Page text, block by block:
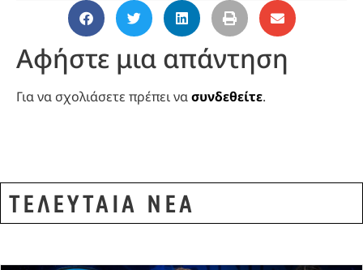
Αφήστε μια απάντηση
Για να σχολιάσετε πρέπει νασυνδεθείτε.
ΤΕΛΕΥΤΑΙΑ ΝΕΑ